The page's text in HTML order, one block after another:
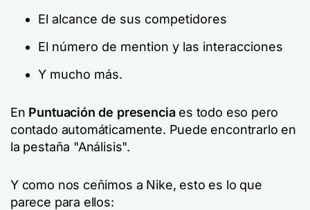
El alcance de sus competidores
El número de mention y las interacciones
Y mucho más.
En Puntuación de presenciaes todo eso pero
contado automáticamente. Puede encontrarlo en
la pestaña "Análisis".
Y como nos ceñimos a Nike, esto es lo que
parece para ellos: